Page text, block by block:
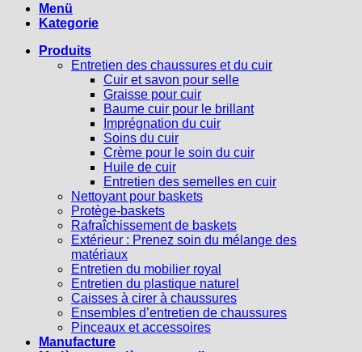
Menü
Kategorie
Produits
Entretien des chaussures et du cuir
Cuir et savon pour selle
Graisse pour cuir
Baume cuir pour le brillant
Imprégnation du cuir
Soins du cuir
Crème pour le soin du cuir
Huile de cuir
Entretien des semelles en cuir
Nettoyant pour baskets
Protège-baskets
Rafraîchissement de baskets
Extérieur : Prenez soin du mélange des
matériaux
Entretien du mobilier royal
Entretien du plastique naturel
Caisses à cirer à chaussures
Ensembles d’entretien de chaussures
Pinceaux et accessoires
Manufacture